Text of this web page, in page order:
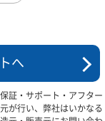
へ
証・サポート・アフター
が行い、弊社はいかなる